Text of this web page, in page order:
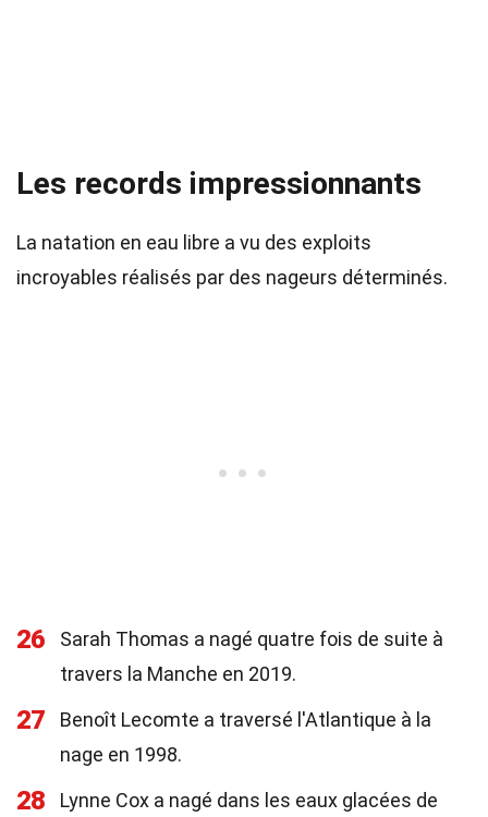
Les records impressionnants
La natation en eau libre a vu des exploits
incroyables réalisés par des nageurs déterminés.
26
Sarah Thomas a nagé quatre fois de suite à
travers la Manche en 2019.
27
Benoît Lecomte a traversé l'Atlantique à la
nage en 1998.
28
Lynne Cox a nagé dans les eaux glacées de